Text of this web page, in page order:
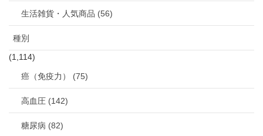
生活雑貨・人気商品 (56)
種別
(1,114)
癌（免疫力） (75)
高血圧 (142)
糖尿病 (82)